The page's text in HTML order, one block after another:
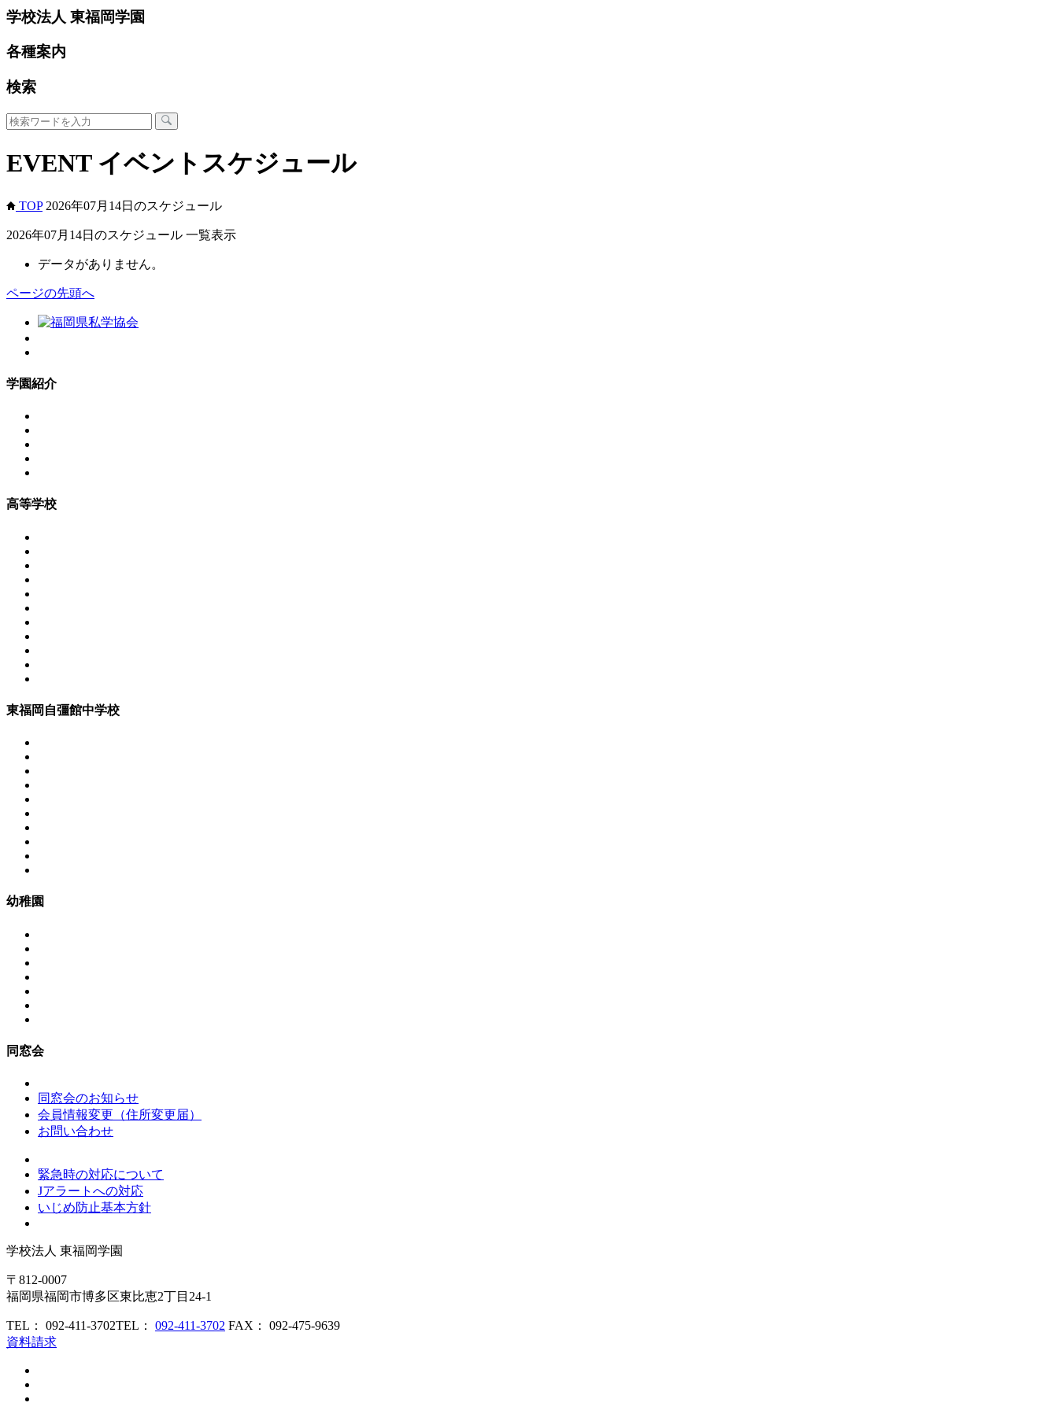
学校法人 東福岡学園
各種案内
検索
EVENT イベントスケジュール
TOP 2026年07月14日のスケジュール
2026年07月14日のスケジュール 一覧表示
データがありません。
ページの先頭へ
学園紹介
高等学校
東福岡自彊館中学校
幼稚園
同窓会
同窓会のお知らせ
会員情報変更（住所変更届）
お問い合わせ
緊急時の対応について
Jアラートへの対応
いじめ防止基本方針
学校法人 東福岡学園
〒812-0007
福岡県福岡市博多区東比恵2丁目24-1
TEL： 092-411-3702TEL： 092-411-3702 FAX： 092-475-9639
資料請求